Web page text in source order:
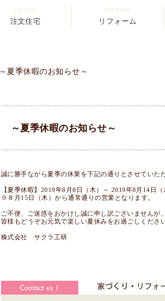
HOUSE
注文住宅
REFORM
リフォーム
～夏季休暇のお知らせ～
～夏季休暇のお知らせ～
誠に勝手ながら夏季の休業を下記の通りとさせていた
【夏季休暇】2019年8月8日（木）～ 2019年8月14日（
※８月15日（木）から通常通りの営業となります。
ご不便、ご迷惑をおかけし誠に申し訳ございませんが
皆様もどうぞお元気で楽しい夏休みをお過ごしください
株式会社 サクラ工研